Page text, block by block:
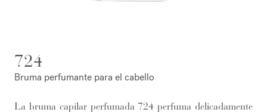
724
Bruma perfumante para el cabello
La bruma capilar perfumada 724 perfuma delicadamente